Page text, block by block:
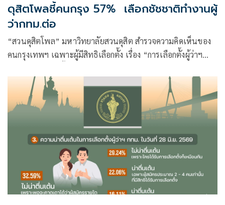
ดุสิตโพลชี้คนกรุง 57% เลือกชัชชาติทำงานผู้
ว่ากทม.ต่อ
“สวนดุสิตโพล” มหาวิทยาลัยสวนดุสิต สำรวจความคิดเห็นของ
คนกรุงเทพฯ เฉพาะผู้มีสิทธิเลือกตั้ง เรื่อง “การเลือกตั้งผู้ว่าฯ